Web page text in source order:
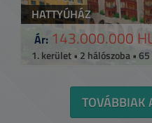
HATTYÚHÁZ
Ár: 143.000.000
1. kerület • 2 hálószoba •
TOVÁBBIAK